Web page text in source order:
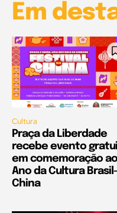
Em
Cultura
Praça da Liberdade
recebe evento
em comemoração ao
Ano da Cultura Brasil-
China